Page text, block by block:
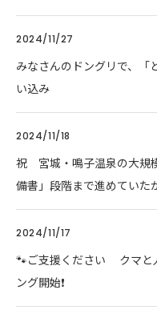
2024/11/27
みなさんのドングリで、「
い込み
2024/11/18
祝 宮城・鳴子温泉の大規
備書」段階まで進めていた
2024/11/17
🐾ご支援ください クマと
ング開始❗